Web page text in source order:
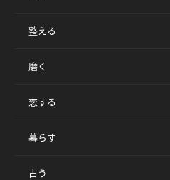
整える
磨く
恋する
暮らす
占う